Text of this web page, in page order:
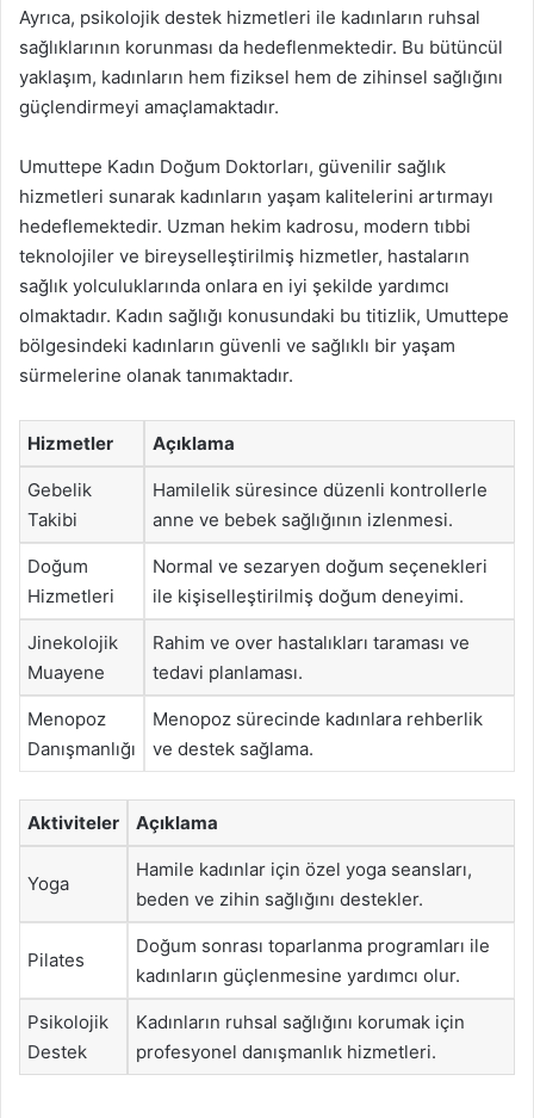
Ayrıca, psikolojik destek hizmetleri ile kadınların ruhsal
sağlıklarının korunması da hedeflenmektedir. Bu bütüncül
yaklaşım, kadınların hem fiziksel hem de zihinsel sağlığını
güçlendirmeyi amaçlamaktadır.
Umuttepe Kadın Doğum Doktorları, güvenilir sağlık
hizmetleri sunarak kadınların yaşam kalitelerini artırmayı
hedeflemektedir. Uzman hekim kadrosu, modern tıbbi
teknolojiler ve bireyselleştirilmiş hizmetler, hastaların
sağlık yolculuklarında onlara en iyi şekilde yardımcı
olmaktadır. Kadın sağlığı konusundaki bu titizlik, Umuttepe
bölgesindeki kadınların güvenli ve sağlıklı bir yaşam
sürmelerine olanak tanımaktadır.
Hizmetler Açıklama
Gebelik
Takibi
Hamilelik süresince düzenli kontrollerle
anne ve bebek sağlığının izlenmesi.
Doğum
Hizmetleri
Normal ve sezaryen doğum seçenekleri
ile kişiselleştirilmiş doğum deneyimi.
Jinekolojik
Muayene
Rahim ve over hastalıkları taraması ve
tedavi planlaması.
Menopoz
Danışmanlığı
Menopoz sürecinde kadınlara rehberlik
ve destek sağlama.
Aktiviteler Açıklama
Yoga
Hamile kadınlar için özel yoga seansları,
beden ve zihin sağlığını destekler.
Pilates
Doğum sonrası toparlanma programları ile
kadınların güçlenmesine yardımcı olur.
Psikolojik
Destek
Kadınların ruhsal sağlığını korumak için
profesyonel danışmanlık hizmetleri.